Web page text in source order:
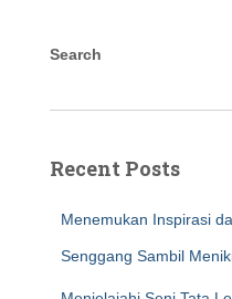
Search
Recent Posts
Menemukan Inspirasi
Senggang Sambil